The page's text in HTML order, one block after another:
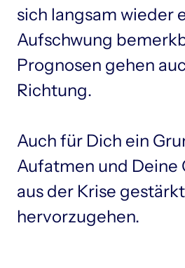
sich langsam wieder
Aufschwung
Prognosen gehen
Richtung.
Auch für Dich ein
Aufatmen und Deine
aus der Krise gestärkt